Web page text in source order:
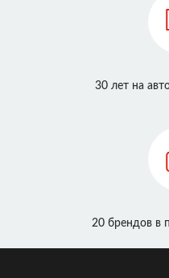
30 лет на
20 брендов в